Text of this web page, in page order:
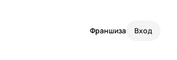
Франшиза Вход